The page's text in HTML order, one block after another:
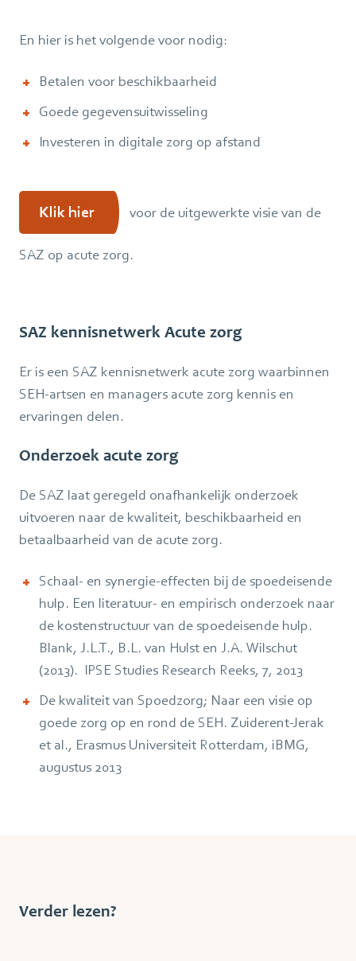
En hier is het volgende voor nodig:
Betalen voor beschikbaarheid
Goede gegevensuitwisseling
Investeren in digitale zorg op afstand
Klik hier voor de uitgewerkte visie van de
SAZ op acute zorg.
SAZ kennisnetwerk Acute zorg
Er is een SAZ kennisnetwerk acute zorg waarbinnen
SEH-artsen en managers acute zorg kennis en
ervaringen delen.
Onderzoek acute zorg
De SAZ laat geregeld onafhankelijk onderzoek
uitvoeren naar de kwaliteit, beschikbaarheid en
betaalbaarheid van de acute zorg.
Schaal- en synergie-effecten bij de spoedeisende
hulp. Een literatuur- en empirisch onderzoek naar
de kostenstructuur van de spoedeisende hulp.
Blank, J.L.T., B.L. van Hulst en J.A. Wilschut
(2013). IPSE Studies Research Reeks, 7, 2013
De kwaliteit van Spoedzorg; Naar een visie op
goede zorg op en rond de SEH. Zuiderent-Jerak
et al., Erasmus Universiteit Rotterdam, iBMG,
augustus 2013
Verder lezen?